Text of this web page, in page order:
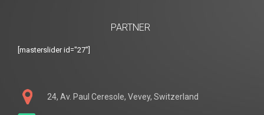
PARTNER
[masterslider id="27"]
24, Av. Paul Ceresole, Vevey, Switzerland